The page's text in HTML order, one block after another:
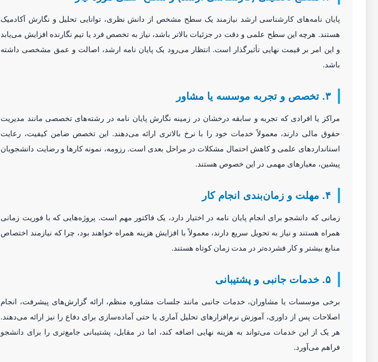
پایان نامه‌های کارشناسی ارشد نیازمند یک سطح مشخص از دانش نظری، توانایی تحلیل و نگارش آکادمیک
هستند. هرچه این سطح علمی و دقت در جزئیات بالاتر باشد، نیاز به تخصص فرد یا تیم نگارنده افزایش می‌یابد
و این امر بر قیمت نهایی تأثیرگذار است. انتظار می‌رود یک پایان نامه ارشد، اصالت و عمق مشخصی داشته
باشد.
۳. تخصص و تجربه موسسه یا مشاور
مراکز یا افرادی که تجربه و سابقه درخشان در زمینه نگارش پایان نامه در رشته‌های تخصصی مانند مدیریت
حقوق مالی دارند، معمولاً خدمات خود را با نرخ بالاتری ارائه می‌دهند. این تخصص ضامن کیفیت، رعایت
استانداردهای علمی و کاهش احتمال مشکلات در مراحل بعدی است. رزومه، نمونه کارها و رضایت دانشجویان
پیشین، معیارهای مهمی در این خصوص هستند.
۴. مهلت و زمان‌بندی انجام کار
زمانی که دانشجو برای انجام پایان نامه در اختیار دارد، یک فاکتور مهم است. پروژه‌هایی که با فوریت زمانی
همراه هستند و نیاز به تحویل سریع دارند، معمولاً با افزایش هزینه همراه خواهند بود، چرا که نیازمند اختصاص
منابع بیشتر و کار فشرده‌تر در مدت زمان کوتاه هستند.
۵. خدمات جانبی و پشتیبانی
برخی موسسات یا مشاوران، خدمات جانبی مانند جلسات مشاوره منظم، ارائه گزارش‌های پیشرفت، انجام
اصلاحات پس از داوری، آموزش نرم‌افزارهای تحلیل آماری یا حتی آماده‌سازی برای دفاع را نیز ارائه می‌دهند.
هر یک از این خدمات می‌تواند به هزینه نهایی اضافه کند، اما در مقابل، پشتیبانی جامع‌تری را برای دانشجو
فراهم می‌آورد.